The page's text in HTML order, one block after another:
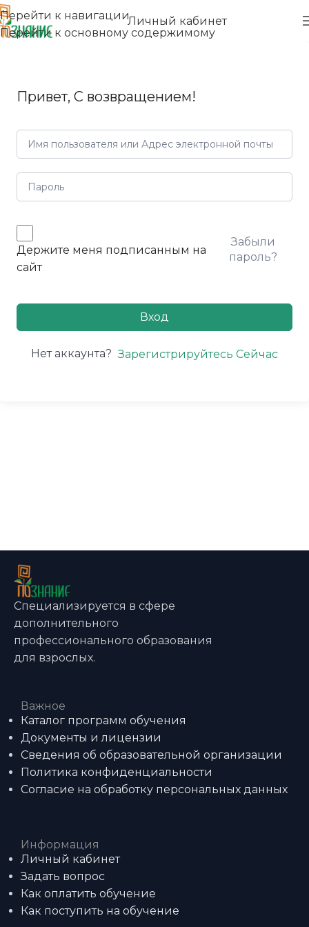
Перейти к навигации
Перейти к основному содержимому
Личный кабинет
Привет, С возвращением!
Держите меня подписанным на
сайт
Забыли
пароль?
Вход
Нет аккаунта? Зарегистрируйтесь Сейчас
Специализируется в сфере
дополнительного
профессионального образования
для взрослых.
Важное
Каталог программ обучения
Документы и лицензии
Сведения об образовательной организации
Политика конфиденциальности
Согласие на обработку персональных данных
Информация
Личный кабинет
Задать вопрос
Как оплатить обучение
Как поступить на обучение